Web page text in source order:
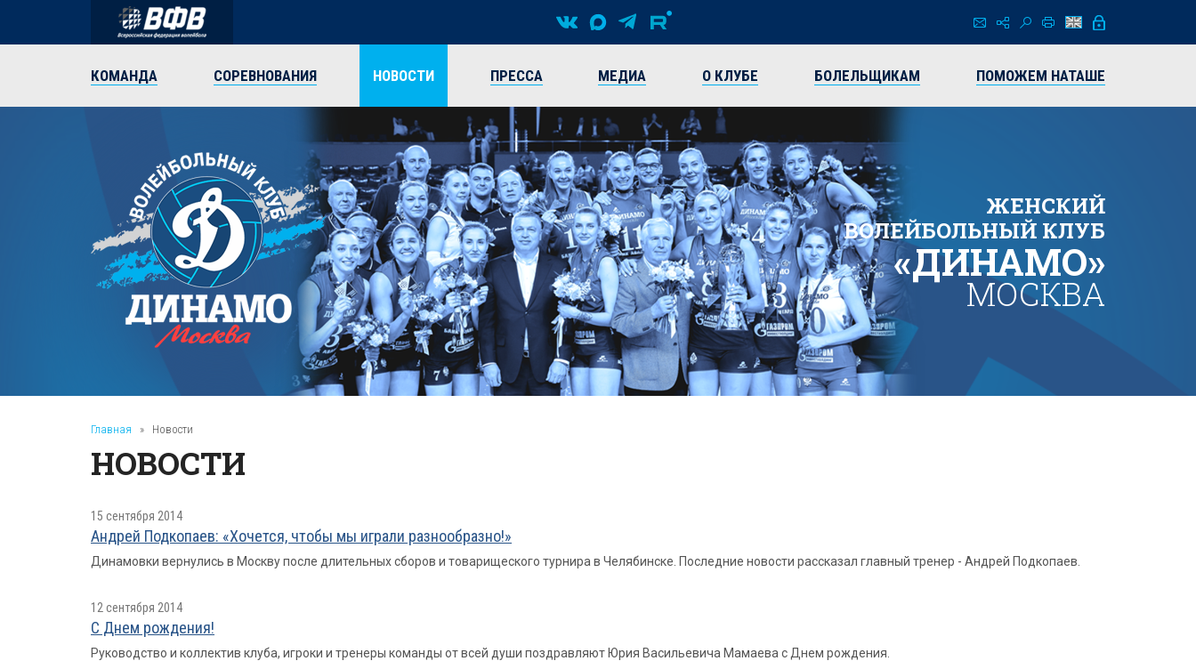
КОМАНДА СОРЕВНОВАНИЯ НОВОСТИ ПРЕССА МЕДИА О КЛУБЕ БОЛЕЛЬЩИКАМ ПОМОЖЕМ НАТАШЕ
ЖЕНСКИЙ
ВОЛЕЙБОЛЬНЫЙ КЛУБ
«ДИНАМО»
МОСКВА
Главная » Новости
НОВОСТИ
15 сентября 2014
Андрей Подкопаев: «Хочется, чтобы мы играли разнообразно!»
Динамовки вернулись в Москву после длительных сборов и товарищеского турнира в Челябинске. Последние новости рассказал главный тренер - Андрей Подкопаев.
12 сентября 2014
С Днем рождения!
Руководство и коллектив клуба, игроки и тренеры команды от всей души поздравляют Юрия Васильевича Мамаева с Днем рождения.